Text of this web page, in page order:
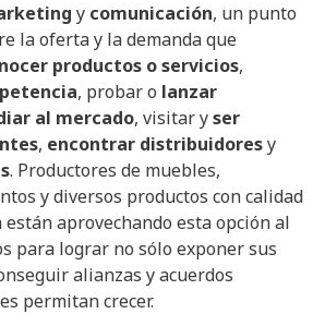
y comunicación, un punto
la oferta y la demanda que
productos o servicios,
, probar o lanzar
al mercado, visitar yser
, encontrar distribuidoresy
. Productores de muebles,
y diversos productos con calidad
aprovechando esta opción al
para lograr no sólo exponer sus
alianzas y acuerdos
permitan crecer.